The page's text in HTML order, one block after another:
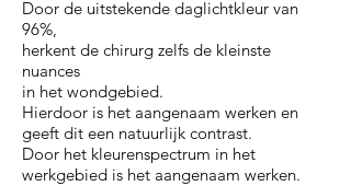
Door de uitstekende daglichtkleur van
96%,
herkent de chirurg zelfs de kleinste
nuances
in het wondgebied.
Hierdoor is het aangenaam werken en
geeft dit een natuurlijk contrast.
Door het kleurenspectrum in het
werkgebied is het aangenaam werken.